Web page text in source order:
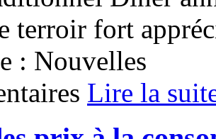
terroir fort
: Nouvelles
Lire la